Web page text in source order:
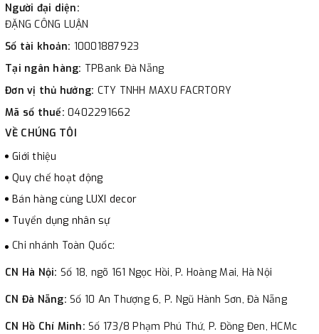
Người đại diện:
ĐẶNG CÔNG LUẬN
Số tài khoản: 10001887923
Tại ngân hàng: TPBank Đà Nẵng
Đơn vị thủ hưởng: CTY TNHH MAXU FACRTORY
Mã số thuế: 0402291662
VỀ CHÚNG TÔI
Giới thiệu
Quy chế hoạt động
Bán hàng cùng LUXI decor
Tuyển dụng nhân sự
Chi nhánh Toàn Quốc:
CN Hà Nội: Số 18, ngõ 161 Ngọc Hồi, P. Hoàng Mai, Hà Nội
CN Đà Nẵng: Số 10 An Thượng 6, P. Ngũ Hành Sơn, Đà Nẵng
CN Hồ Chí Minh: Số 173/8 Phạm Phú Thứ, P. Đồng Đen, HCMc